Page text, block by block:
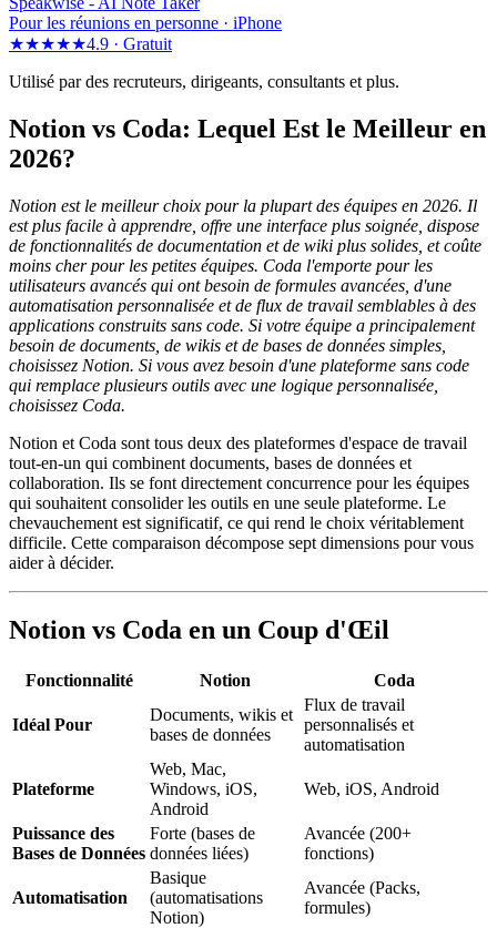
Pour les réunions en personne · iPhone
★★★★★4.9 · Gratuit
Utilisé par des recruteurs, dirigeants, consultants et plus.
Notion vs Coda: Lequel Est le Meilleur en
2026?
Notion est le meilleur choix pour la plupart des équipes en 2026. Il
est plus facile à apprendre, offre une interface plus soignée, dispose
de fonctionnalités de documentation et de wiki plus solides, et coûte
moins cher pour les petites équipes. Coda l'emporte pour les
utilisateurs avancés qui ont besoin de formules avancées, d'une
automatisation personnalisée et de flux de travail semblables à des
applications construits sans code. Si votre équipe a principalement
besoin de documents, de wikis et de bases de données simples,
choisissez Notion. Si vous avez besoin d'une plateforme sans code
qui remplace plusieurs outils avec une logique personnalisée,
choisissez Coda.
Notion et Coda sont tous deux des plateformes d'espace de travail
tout-en-un qui combinent documents, bases de données et
collaboration. Ils se font directement concurrence pour les équipes
qui souhaitent consolider les outils en une seule plateforme. Le
chevauchement est significatif, ce qui rend le choix véritablement
difficile. Cette comparaison décompose sept dimensions pour vous
aider à décider.
Notion vs Coda en un Coup d'Œil
Fonctionnalité Notion Coda
Idéal Pour
Documents, wikis et
bases de données
Flux de travail
personnalisés et
automatisation
Plateforme
Web, Mac,
Windows, iOS,
Android
Web, iOS, Android
Puissance des
Bases de Données
Forte (bases de
données liées)
Avancée (200+
fonctions)
Automatisation
Basique
(automatisations
Notion)
Avancée (Packs,
formules)